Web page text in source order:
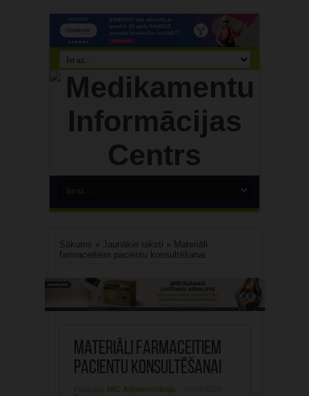
Sākums » Jaunākie raksti » Materiāli
farmaceitiem pacientu konsultēšanai
Materiāli farmaceitiem
pacientu konsultēšanai
MIC Administrācija